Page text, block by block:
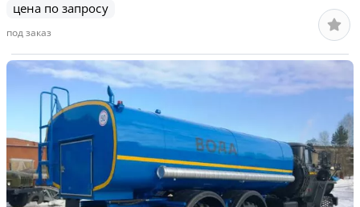
цена по запросу
под заказ